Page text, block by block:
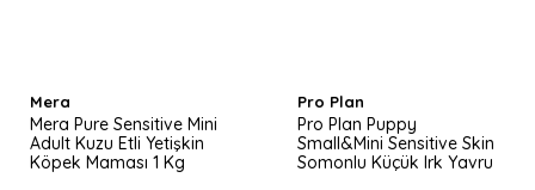
Mera
Mera Pure Sensitive Mini
Adult Kuzu Etli Yetişkin
Köpek Maması 1 Kg
Pro Plan
Pro Plan Puppy
Small&Mini Sensitive Skin
Somonlu Küçük Irk Yavru